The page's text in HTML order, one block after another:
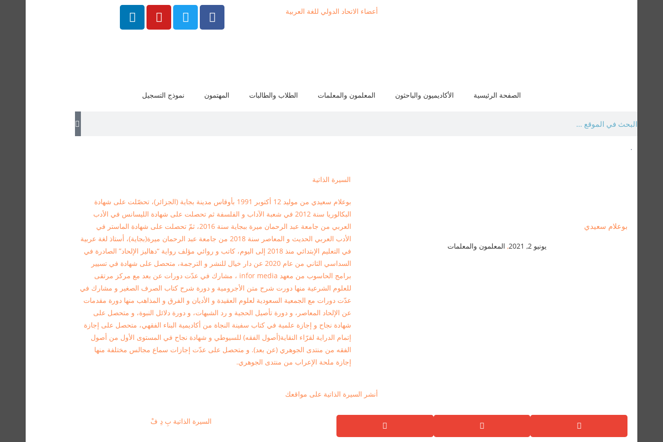
أعضاء الاتحاد الدولي للغة العربية
الصفحة الرئيسية الأكاديميون والباحثون المعلمون والمعلمات الطلاب والطالبات المهتمون نموذج التسجيل
.
السيرة الذاتية
بوعلام سعيدي
يونيو 2, 2021 , المعلمون والمعلمات
بوعلام سعيدي من موليد 12 أكتوبر 1991 بأوقاس مدينة بجاية (الجزائر)، تحصّلت على شهادة
البكالوريا سنة 2012 في شعبة الآداب و الفلسفة ثم تحصلت على شهادة الليسانس في الأدب
العربي من جامعة عبد الرحمان ميرة ببجاية سنة 2016، ثمّ تحصلت على شهادة الماستر في
الأدب العربي الحديث و المعاصر سنة 2018 من جامعة عبد الرحمان ميرة(بجاية)، أستاذ لغة عربية
في التعليم الإبتدائي منذ 2018 إلى اليوم، كاتب و روائي مؤلف رواية “دهاليز الإلحاد” الصادرة في
السداسي الثاني من عام 2020 عن دار خيال للنشر و الترجمة، متحصل على شهادة في تسيير
برامج الحاسوب من معهد infor media ، مشارك في عدّت دورات عن بعد مع مركز مرتقى
للعلوم الشرعية منها دورت شرح متن الأجرومية و دورة شرح كتاب الصرف الصغير و مشارك في
عدّت دورات مع الجمعية السعودية لعلوم العقيدة و الأديان و الفرق و المذاهب منها دورة مقدمات
عن الإلحاد المعاصر، و دورة تأصيل الحجية و رد الشبهات، و دورة دلائل النبوة، و متحصل على
شهادة نجاح و إجازة علمية في كتاب سفينة النجاة من أكاديمية البناء الفقهي، متحصل على إجازة
إتمام الدراية لقرّاء النقاية(أصول الفقه) للسيوطي و شهادة نجاح في المستوى الأول من أصول
الفقه من منتدى الجوهري (عن بعد). و متحصل على عدّت إجازات سماع مجالس مختلفة منها
إجازة ملحة الإعراب من منتدى الجوهري.
أنشر السيرة الذاتية على مواقعك
السيرة الذاتية بِ دِ فْ